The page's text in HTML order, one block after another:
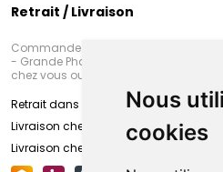
Nous
cookies
Retrait / Livraison
Commandez en ligne et venez
- Grande Pharmacie d’Amiens
chez vous ou en point retrait
Retrait dans la pharmacie d’Amiens
Livraison chez vous
Livraison chez votre commerçant